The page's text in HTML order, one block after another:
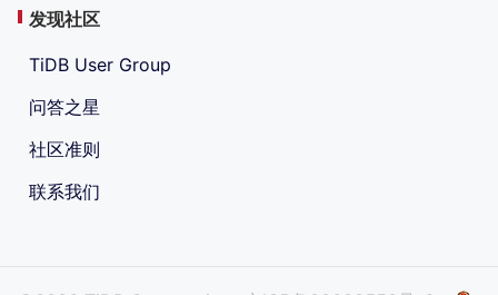
发现社区
TiDB User Group
问答之星
社区准则
联系我们